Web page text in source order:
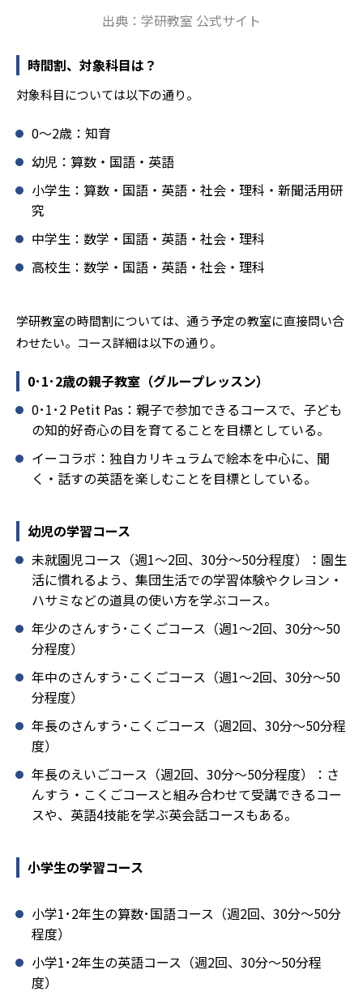
報にも精通しており、学習相談や教育相談、保護者とのコ
学研教室では、楽しく生き生きと学ぶことも重視してい
る。人と人との触れ合いの中で学びを深めることにより、
知・情・意のバランスのとれた生徒の育成を推進。「教室
面の指導も実施し、全人的な教育に取り組んでいる点も、
メリットと言えるだろう。
どんなデメリットがある？
学研教室のデメリットとしては、基礎をより重視している
分、生徒によっては物足りなく感じる可能性がある点だろ
う。相性が気になる場合は、近くの教室に問い合わせてみ
ることを推奨する。
出典：学研教室 公式サイト
時間割、対象科目は？
対象科目については以下の通り。
0〜2歳：知育
幼児：算数・国語・英語
小学生：算数・国語・英語・社会・理科・新聞活用研
究
中学生：数学・国語・英語・社会・理科
高校生：数学・国語・英語・社会・理科
学研教室の時間割については、通う予定の教室に直接問い合
わせたい。コース詳細は以下の通り。
0･1･2歳の親子教室（グループレッスン）
0･1･2 Petit Pas：親子で参加できるコースで、子ども
の知的好奇心の目を育てることを目標としている。
イーコラボ：独自カリキュラムで絵本を中心に、聞
く・話すの英語を楽しむことを目標としている。
幼児の学習コース
未就園児コース（週1～2回、30分～50分程度）：園生
活に慣れるよう、集団生活での学習体験やクレヨン・
ハサミなどの道具の使い方を学ぶコース。
年少のさんすう･こくごコース（週1～2回、30分～50
分程度）
年中のさんすう･こくごコース（週1～2回、30分～50
分程度）
年長のさんすう･こくごコース（週2回、30分～50分程
度）
年長のえいごコース（週2回、30分～50分程度）：さ
んすう・こくごコースと組み合わせて受講できるコー
スや、英語4技能を学ぶ英会話コースもある。
小学生の学習コース
小学1･2年生の算数･国語コース（週2回、30分～50分
程度）
小学1･2年生の英語コース（週2回、30分～50分程
度）